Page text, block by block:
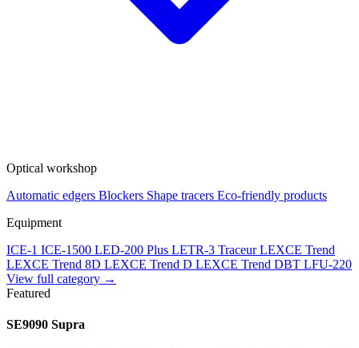
Optical workshop
Automatic edgers Blockers Shape tracers Eco-friendly products
Equipment
ICE-1 ICE-1500 LED-200 Plus LETR-3 Traceur LEXCE Trend
LEXCE Trend 8D LEXCE Trend D LEXCE Trend DBT LFU-220
View full category →
Featured
SE9090 Supra